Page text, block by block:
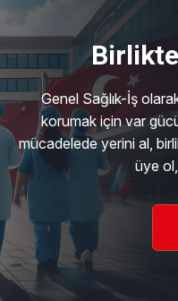
Genel Sağlık-İş
korumak için var
mücadelede yerini al,
üye